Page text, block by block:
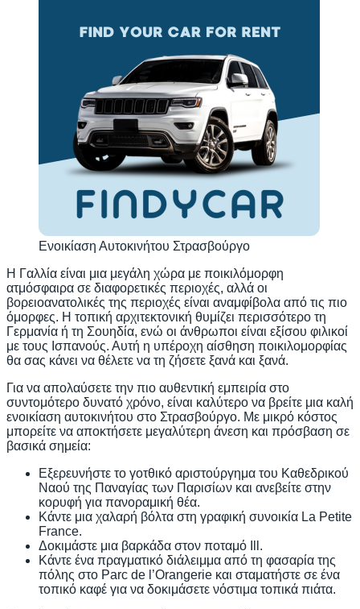
Ενοικίαση Αυτοκινήτου Στρασβούργο
Η Γαλλία είναι μια μεγάλη χώρα με ποικιλόμορφη
ατμόσφαιρα σε διαφορετικές περιοχές, αλλά οι
βορειοανατολικές της περιοχές είναι αναμφίβολα από τις πιο
όμορφες. Η τοπική αρχιτεκτονική θυμίζει περισσότερο τη
Γερμανία ή τη Σουηδία, ενώ οι άνθρωποι είναι εξίσου φιλικοί
με τους Ισπανούς. Αυτή η υπέροχη αίσθηση ποικιλομορφίας
θα σας κάνει να θέλετε να τη ζήσετε ξανά και ξανά.
Για να απολαύσετε την πιο αυθεντική εμπειρία στο
συντομότερο δυνατό χρόνο, είναι καλύτερο να βρείτε μια καλή
ενοικίαση αυτοκινήτου στο Στρασβούργο. Με μικρό κόστος
μπορείτε να αποκτήσετε μεγαλύτερη άνεση και πρόσβαση σε
βασικά σημεία:
Εξερευνήστε το γοτθικό αριστούργημα του Καθεδρικού
Ναού της Παναγίας των Παρισίων και ανεβείτε στην
κορυφή για πανοραμική θέα.
Κάντε μια χαλαρή βόλτα στη γραφική συνοικία La Petite
France.
Δοκιμάστε μια βαρκάδα στον ποταμό Ill.
Κάντε ένα πραγματικό διάλειμμα από τη φασαρία της
πόλης στο Parc de l’Orangerie και σταματήστε σε ένα
τοπικό καφέ για να δοκιμάσετε νόστιμα τοπικά πιάτα.